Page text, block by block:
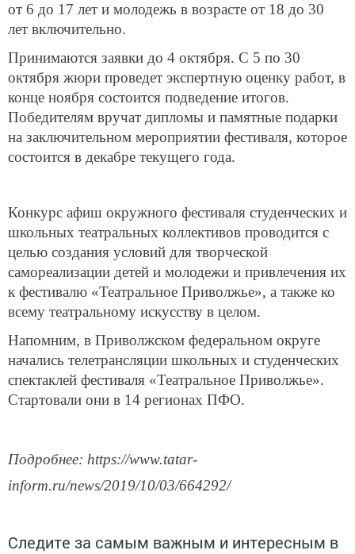
от 6 до 17 лет и молодежь в возрасте от 18 до 30
лет включительно.
Принимаются заявки до 4 октября. С 5 по 30
октября жюри проведет экспертную оценку работ, в
конце ноября состоится подведение итогов.
Победителям вручат дипломы и памятные подарки
на заключительном мероприятии фестиваля, которое
состоится в декабре текущего года.
Конкурс афиш окружного фестиваля студенческих и
школьных театральных коллективов проводится с
целью создания условий для творческой
самореализации детей и молодежи и привлечения их
к фестивалю «Театральное Приволжье», а также ко
всему театральному искусству в целом.
Напомним, в Приволжском федеральном округе
начались телетрансляции школьных и студенческих
спектаклей фестиваля «Театральное Приволжье».
Стартовали они в 14 регионах ПФО.
Подробнее: https://www.tatar-
inform.ru/news/2019/10/03/664292/
Следите за самым важным и интересным в